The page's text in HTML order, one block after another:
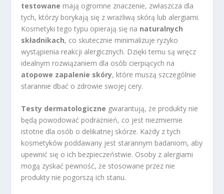
testowane mają ogromne znaczenie, zwłaszcza dla
tych, którzy borykają się z wrażliwą skórą lub alergiami.
Kosmetyki tego typu opierają się na naturalnych
składnikach, co skutecznie minimalizuje ryzyko
wystąpienia reakcji alergicznych. Dzięki temu są wręcz
idealnym rozwiązaniem dla osób cierpiących na
atopowe zapalenie skóry, które muszą szczególnie
starannie dbać o zdrowie swojej cery.
Testy dermatologiczne gwarantują, że produkty nie
będą powodować podrażnień, co jest niezmiernie
istotne dla osób o delikatnej skórze. Każdy z tych
kosmetyków poddawany jest starannym badaniom, aby
upewnić się o ich bezpieczeństwie. Osoby z alergiami
mogą zyskać pewność, że stosowane przez nie
produkty nie pogorszą ich stanu.